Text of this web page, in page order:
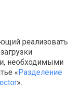
реализовать
необходимыми
« Разделение
».